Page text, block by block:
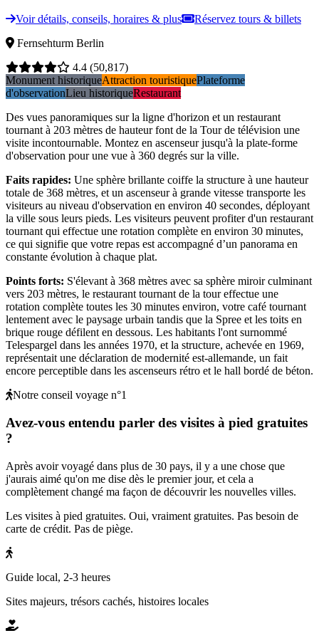
Voir détails, conseils, horaires & plus
Réservez tours & billets
Fernsehturm Berlin
4.4 (50,817)
Monument historiqueAttraction touristiquePlateforme
d'observationLieu historiqueRestaurant
Des vues panoramiques sur la ligne d'horizon et un restaurant
tournant à 203 mètres de hauteur font de la Tour de télévision une
visite incontournable. Montez en ascenseur jusqu'à la plate-forme
d'observation pour une vue à 360 degrés sur la ville.
Faits rapides: Une sphère brillante coiffe la structure à une hauteur
totale de 368 mètres, et un ascenseur à grande vitesse transporte les
visiteurs au niveau d'observation en environ 40 secondes, déployant
la ville sous leurs pieds. Les visiteurs peuvent profiter d'un restaurant
tournant qui effectue une rotation complète en environ 30 minutes,
ce qui signifie que votre repas est accompagné d’un panorama en
constante évolution à chaque plat.
Points forts: S'élevant à 368 mètres avec sa sphère miroir culminant
vers 203 mètres, le restaurant tournant de la tour effectue une
rotation complète toutes les 30 minutes environ, votre café tournant
lentement avec le paysage urbain tandis que la Spree et les toits en
brique rouge défilent en dessous. Les habitants l'ont surnommé
Telespargel dans les années 1970, et la structure, achevée en 1969,
représentait une déclaration de modernité est-allemande, un fait
encore perceptible dans les ascenseurs rétro et le hall bordé de béton.
Notre conseil voyage n°1
Avez-vous entendu parler des visites à pied gratuites
?
Après avoir voyagé dans plus de 30 pays, il y a une chose que
j'aurais aimé qu'on me dise dès le premier jour, et cela a
complètement changé ma façon de découvrir les nouvelles villes.
Les visites à pied gratuites. Oui, vraiment gratuites. Pas besoin de
carte de crédit. Pas de piège.
Guide local, 2-3 heures
Sites majeurs, trésors cachés, histoires locales